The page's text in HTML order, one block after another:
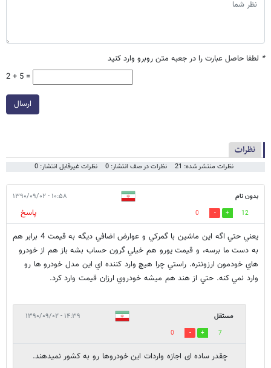
* لطفا حاصل عبارت را در جعبه متن روبرو وارد کنید
2 + 5 =
ارسال
نظرات
نظرات منتشر شده: 21 نظرات در صف انتشار: 0 نظرات غیرقابل انتشار: 0
بدون نام ۱۰:۵۸ - ۱۳۹۰/۰۹/۰۲
12
0
پاسخ
يعني حتي اگه اين ماشين با گمركي و عوارض اضافي ديگه به قيمت 4 برابر هم
به دست ما برسه، و قيمت يورو هم خيلي گرون حساب بشه باز هم از خودرو
هاي خودمون ارزونتره. راستي چرا هيچ وارد كننده اي اين مدل خودرو ها رو
وارد نمي كنه. حتي از هند هم ميشه خودروي ارزان قيمت وارد كرد.
مستقل ۱۴:۳۹ - ۱۳۹۰/۰۹/۰۲
7
0
چقدر ساده ای اجازه واردات این خودروها رو به کشور نمیدهند.